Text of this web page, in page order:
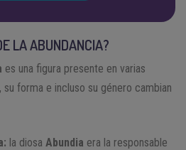
LA ABUNDANCIA?
es una figura presente en varias
su forma e incluso su género cambian
la diosa Abundia era la responsable